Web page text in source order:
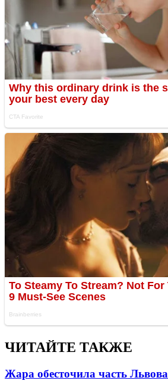
ЧИТАЙТЕ ТАКЖЕ
Жара обесточила часть Львова